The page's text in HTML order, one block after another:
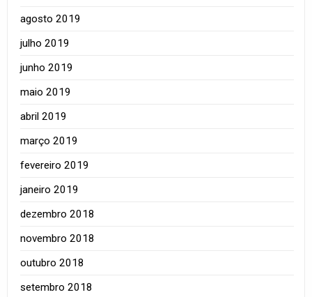
agosto 2019
julho 2019
junho 2019
maio 2019
abril 2019
março 2019
fevereiro 2019
janeiro 2019
dezembro 2018
novembro 2018
outubro 2018
setembro 2018